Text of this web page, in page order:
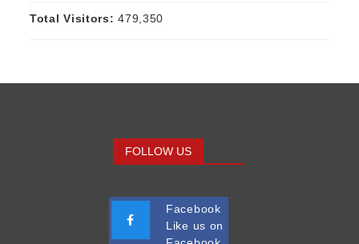
Total Visitors:479,350
FOLLOW US
Facebook
Like us on